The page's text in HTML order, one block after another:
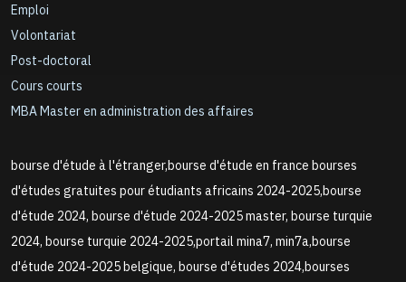
Emploi
Volontariat
Post-doctoral
Cours courts
MBA Master en administration des affaires
bourse d'étude à l'étranger,bourse d'étude en france bourses
d'études gratuites pour étudiants africains 2024-2025,bourse
d'étude 2024, bourse d'étude 2024-2025 master, bourse turquie
2024, bourse turquie 2024-2025,portail mina7, min7a,bourse
d'étude 2024-2025 belgique, bourse d'études 2024,bourses